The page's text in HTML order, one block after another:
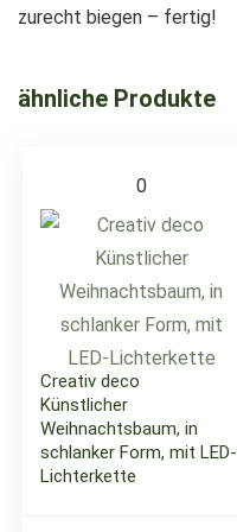
zurecht biegen – fertig!
ähnliche Produkte
0
Creativ deco
Künstlicher
Weihnachtsbaum, in
schlanker Form, mit LED-
Lichterkette